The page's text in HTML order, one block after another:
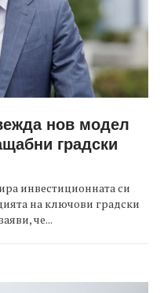
нов модел
градски
инвестиционната си
на ключови градски
че...